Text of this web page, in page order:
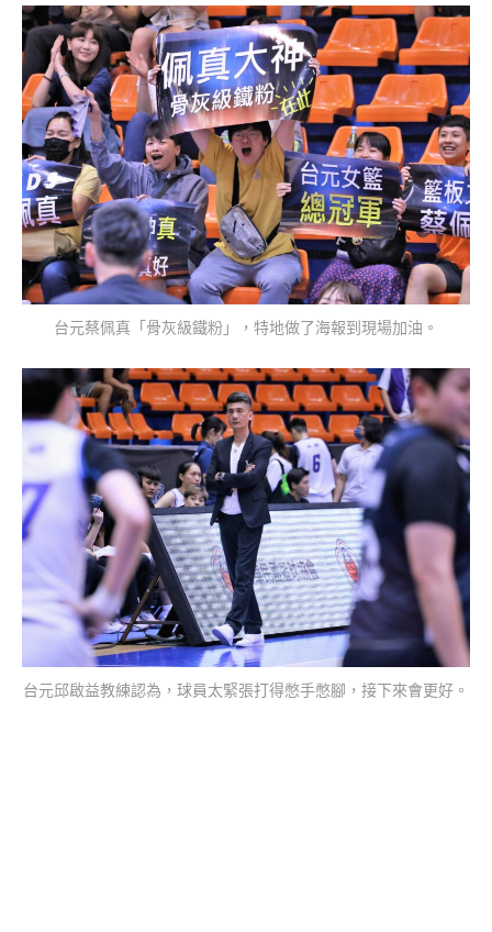
台元蔡佩真「骨灰級鐵粉」，特地做了海報到現場加油。
台元邱啟益教練認為，球員太緊張打得憋手憋腳，接下來會更好。